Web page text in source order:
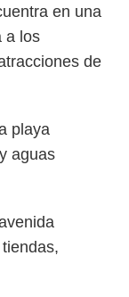
en una
a los
de
playa
aguas